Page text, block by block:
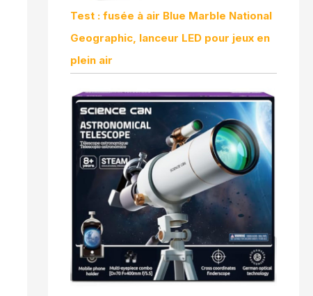
Test : fusée à air Blue Marble National
Geographic, lanceur LED pour jeux en
plein air